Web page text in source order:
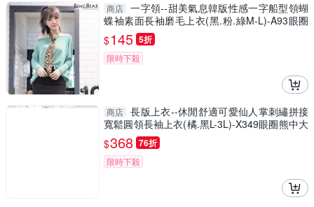
商店 一字領--甜美氣息韓版性感一字船型領蝴
蝶袖素面長袖磨毛上衣(黑.粉.綠M-L)-A93眼圈
熊中大尺碼
$145 5折
限時下殺
商店 長版上衣--休閒舒適可愛仙人掌刺繡拼接
寬鬆圓領長袖上衣(橘.黑L-3L)-X349眼圈熊中大
尺碼
$368 76折
限時下殺